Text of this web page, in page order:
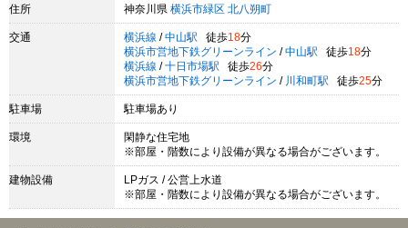
住所 神奈川県 横浜市緑区 北八朔町
交通 横浜線 / 中山駅 徒歩18分
横浜市営地下鉄グリーンライン / 中山駅 徒歩18分
横浜線 / 十日市場駅 徒歩26分
横浜市営地下鉄グリーンライン / 川和町駅 徒歩25分
駐車場 駐車場あり
環境
閑静な住宅地
※部屋・階数により設備が異なる場合がございます。
建物設備
LPガス / 公営上水道
※部屋・階数により設備が異なる場合がございます。